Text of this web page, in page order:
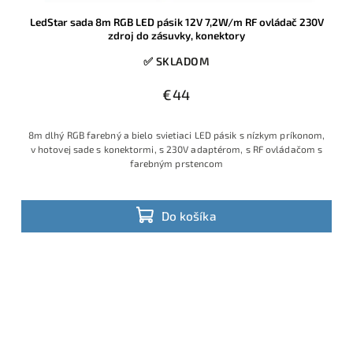
LedStar sada 8m RGB LED pásik 12V 7,2W/m RF ovládač 230V
zdroj do zásuvky, konektory
✅ SKLADOM
€44
Do košíka
8m dlhý RGB farebný a bielo svietiaci LED pásik s nízkym príkonom,
v hotovej sade s konektormi, s 230V adaptérom, s RF ovládačom s
farebným prstencom